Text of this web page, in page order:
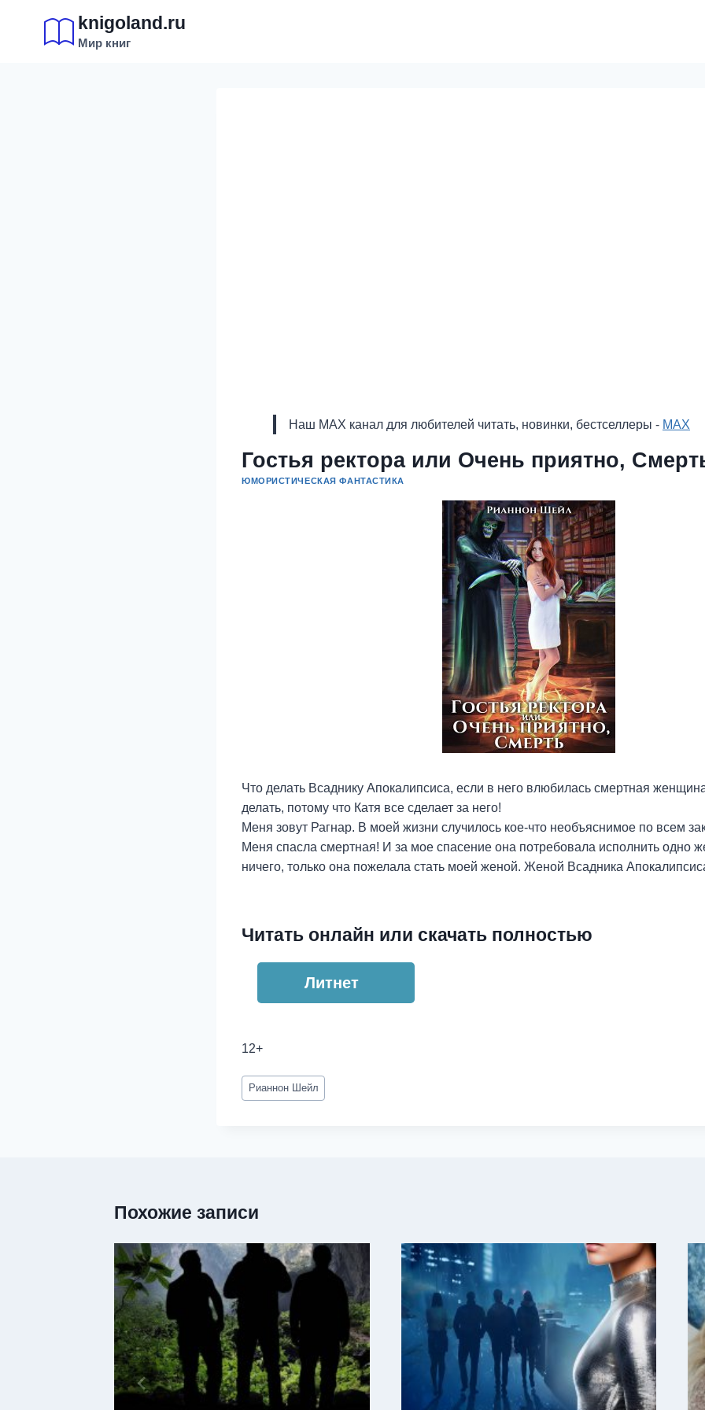
содержимому
knigoland.ru
Мир книг
Наш MAX канал для любителей читать, новинки, бестселлеры - MAX
Гостья ректора или Очень приятно,
ЮМОРИСТИЧЕСКАЯ ФАНТАСТИКА
Что делать Всаднику Апокалипсиса, если в него влюбилась смертная
делать, потому что Катя все сделает за него!
Меня зовут Рагнар. В моей жизни случилось кое-что необъяснимое по всем
Меня спасла смертная! И за мое спасение она потребовала исполнить одно
ничего, только она пожелала стать моей женой. Женой Всадника
Читать онлайн или скачать полностью
Литнет
12+
Метки
записи:
Рианнон Шейл
Похожие записи